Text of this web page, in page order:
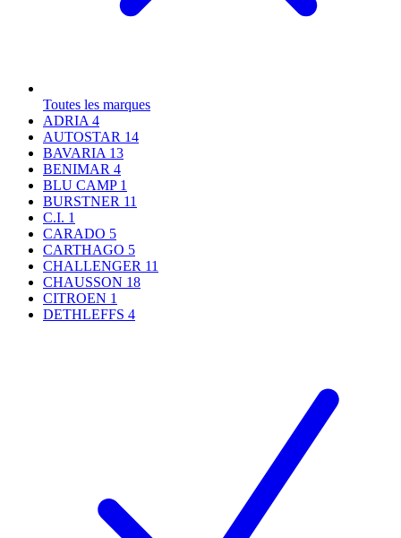
Toutes les marques
ADRIA 4
AUTOSTAR 14
BAVARIA 13
BENIMAR 4
BLU CAMP 1
BURSTNER 11
C.I. 1
CARADO 5
CARTHAGO 5
CHALLENGER 11
CHAUSSON 18
CITROEN 1
DETHLEFFS 4